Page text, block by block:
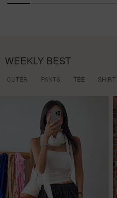
WEEKLY BEST
OUTER PANTS TEE SHIRT